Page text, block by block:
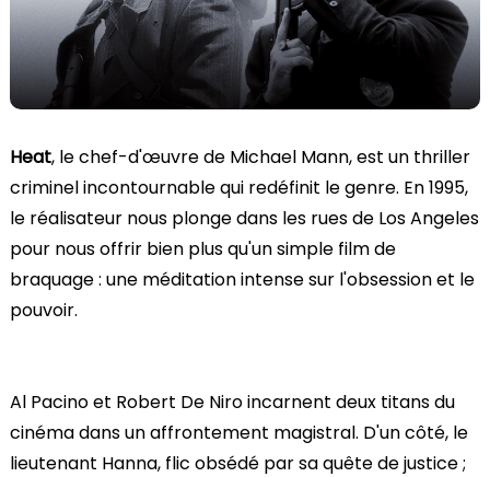
Heat, le chef-d'œuvre de Michael Mann, est un thriller
criminel incontournable qui redéfinit le genre. En 1995,
le réalisateur nous plonge dans les rues de Los Angeles
pour nous offrir bien plus qu'un simple film de
braquage : une méditation intense sur l'obsession et le
pouvoir.
Al Pacino et Robert De Niro incarnent deux titans du
cinéma dans un affrontement magistral. D'un côté, le
lieutenant Hanna, flic obsédé par sa quête de justice ;